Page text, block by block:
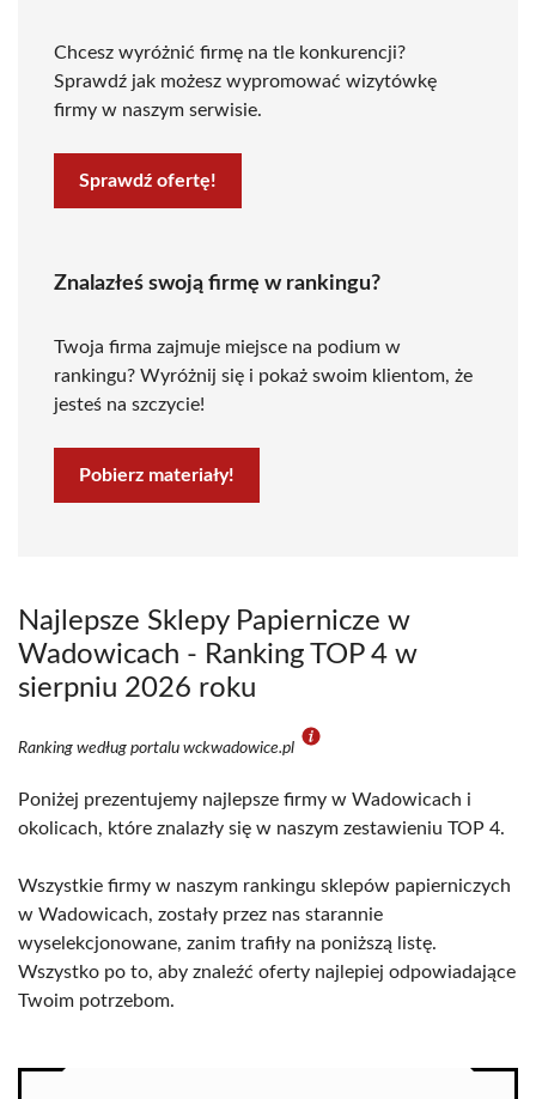
Chcesz wyróżnić firmę na tle konkurencji?
Sprawdź jak możesz wypromować wizytówkę
firmy w naszym serwisie.
Sprawdź ofertę!
Znalazłeś swoją firmę w rankingu?
Twoja firma zajmuje miejsce na podium w
rankingu? Wyróżnij się i pokaż swoim klientom, że
jesteś na szczycie!
Pobierz materiały!
Najlepsze Sklepy Papiernicze w
Wadowicach - Ranking TOP 4 w
sierpniu 2026 roku
Ranking według portalu wckwadowice.pl
Poniżej prezentujemy najlepsze firmy w Wadowicach i
okolicach, które znalazły się w naszym zestawieniu TOP 4.
Wszystkie firmy w naszym rankingu sklepów papierniczych
w Wadowicach, zostały przez nas starannie
wyselekcjonowane, zanim trafiły na poniższą listę.
Wszystko po to, aby znaleźć oferty najlepiej odpowiadające
Twoim potrzebom.